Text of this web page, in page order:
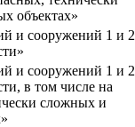
объектах»
и сооружений 1 и 2
и сооружений 1 и 2
в том числе на
сложных и